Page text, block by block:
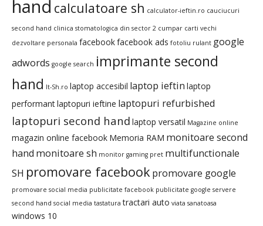
hand calculatoare sh calculator-ieftin.ro cauciucuri
second hand clinica stomatologica din sector 2 cumpar carti vechi
dezvoltare personala facebookfacebook ads fotoliu rulant google
adwords google search imprimante second
hand It-Sh.ro laptop accesibil laptop ieftin laptop
performantlaptopuri ieftine laptopuri refurbished
laptopuri second hand laptop versatil Magazine online
magazin online facebook Memoria RAM monitoare second
hand monitoare sh monitor gaming pret multifunctionale
SH promovare facebookpromovare google
promovare social media publicitate facebook publicitate google servere
second hand social media tastatura tractari auto viata sanatoasa
windows 10